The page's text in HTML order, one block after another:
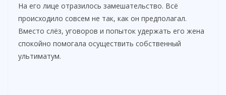
На его лице отразилось замешательство. Всё
происходило совсем не так, как он предполагал.
Вместо слёз, уговоров и попыток удержать его жена
спокойно помогала осуществить собственный
ультиматум.